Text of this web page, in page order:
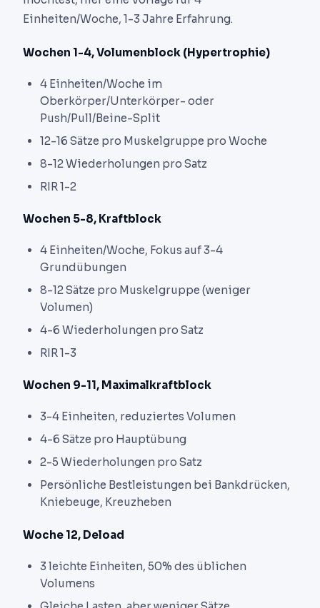
Einheiten/Woche, 1-3 Jahre Erfahrung.
Wochen 1-4, Volumenblock (Hypertrophie)
4 Einheiten/Woche im
Oberkörper/Unterkörper- oder
Push/Pull/Beine-Split
12-16 Sätze pro Muskelgruppe pro Woche
8-12 Wiederholungen pro Satz
RIR 1-2
Wochen 5-8, Kraftblock
4 Einheiten/Woche, Fokus auf 3-4
Grundübungen
8-12 Sätze pro Muskelgruppe (weniger
Volumen)
4-6 Wiederholungen pro Satz
RIR 1-3
Wochen 9-11, Maximalkraftblock
3-4 Einheiten, reduziertes Volumen
4-6 Sätze pro Hauptübung
2-5 Wiederholungen pro Satz
Persönliche Bestleistungen bei Bankdrücken,
Kniebeuge, Kreuzheben
Woche 12, Deload
3 leichte Einheiten, 50% des üblichen
Volumens